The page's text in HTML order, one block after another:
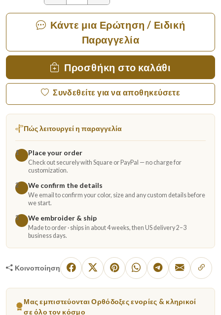
Κάντε μια Ερώτηση / Ειδική
Παραγγελία
Προσθήκη στο καλάθι
Συνδεθείτε για να αποθηκεύσετε
Πώς λειτουργεί η παραγγελία
1 Place your order
Check out securely with Square or PayPal — no charge for
customization.
2
We confirm the details
We email to confirm your color, size and any custom details before
we start.
3
We embroider & ship
Made to order · ships in about 4 weeks, then US delivery 2–3
business days.
Κοινοποίηση
Μας εμπιστεύονται Ορθόδοξες ενορίες & κληρικοί
σε όλο τον κόσμο